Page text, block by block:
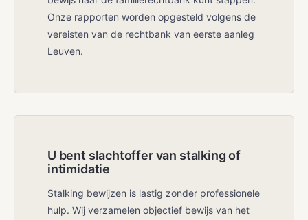
Onze rapporten worden opgesteld volgens de
vereisten van de rechtbank van eerste aanleg
Leuven.
U bent slachtoffer van stalking of
intimidatie
Stalking bewijzen is lastig zonder professionele
hulp. Wij verzamelen objectief bewijs van het